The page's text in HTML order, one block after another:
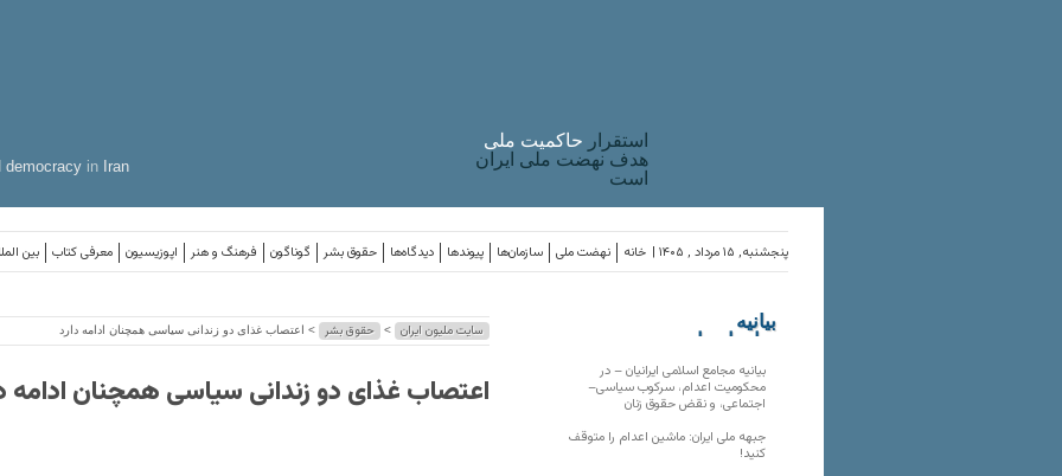
democracy in Iran
استقرار حاکميت ملی
هدف نهضت ملی ایران
است
بین معرفی کتاب اپوزیسیون فرهنگ و هنر گوناگون حقوق بشر دیدگاه‌ها پیوندها سازمان‌ها نهضت ملی خانه پنجشنبه, ۱۵ مرداد , ۱۴۰۵ |
سایت ملیون ایران > حقوق بشر > اعتصاب غذای دو زندانی سیاسی همچنان ادامه دارد
اعتصاب غذای دو زندانی سیاسی همچنان ادامه
بیانیه
سازمان‌های
بیانیه مجامع اسلامی ایرانیان – در
محکومیت اعدام، سرکوب سیاسی–
اجتماعی، و نقض حقوق زنان
جبهه ملی ایران: ماشین اعدام را متوقف
کنید!